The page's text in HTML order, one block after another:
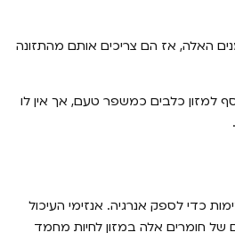
האלה, אז הם צריכים אותם מהתזונה
למזון כלבים כמשפר טעם, אך אין לו
כדי לספק אנרגיה. אנזימי העיכול
של חומרים אלה במזון לחיות מחמד